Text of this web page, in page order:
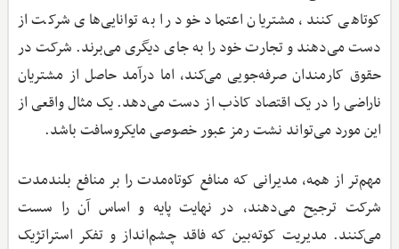
کوتاهی کنند، مشتریان اعتماد خود را به توانایی‌های شرکت از
دست می‌دهند و تجارت خود را به جای دیگری می‌برند. شرکت در
حقوق کارمندان صرفه‌جویی می‌کند، اما درآمد حاصل از مشتریان
ناراضی را در یک اقتصاد کاذب از دست می‌دهد. یک مثال واقعی از
این مورد می‌تواند نشت رمز عبور خصوصی مایکروسافت باشد.
مهم‌تر از همه، مدیرانی که منافع کوتاه‌مدت را بر منافع بلندمدت
شرکت ترجیح می‌دهند، در نهایت پایه و اساس آن را سست
می‌کنند. مدیریت کوته‌بین که فاقد چشم‌انداز و تفکر استراتژیک